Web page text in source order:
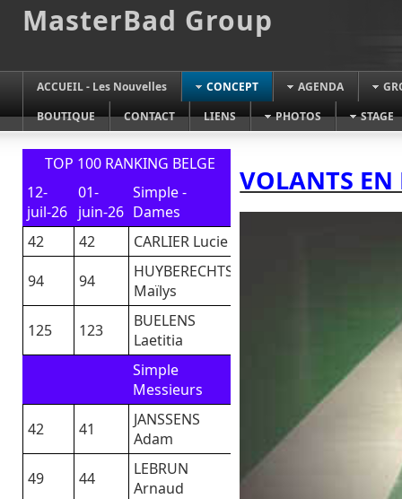
MasterBad Group
ACCUEIL - Les Nouvelles CONCEPT AGENDA
BOUTIQUE
CONTACT LIENS PHOTOS STAGE
VOLANTS EN
TOP 100 RANKING BELGE
12-
juil-26
01-
juin-26
Simple -
Dames
42
42
CARLIER Lucie
94
94
HUYBERECHTS
Maïlys
125
123
BUELENS
Laetitia
Simple
Messieurs
42
41
JANSSENS
Adam
49
44
LEBRUN
Arnaud